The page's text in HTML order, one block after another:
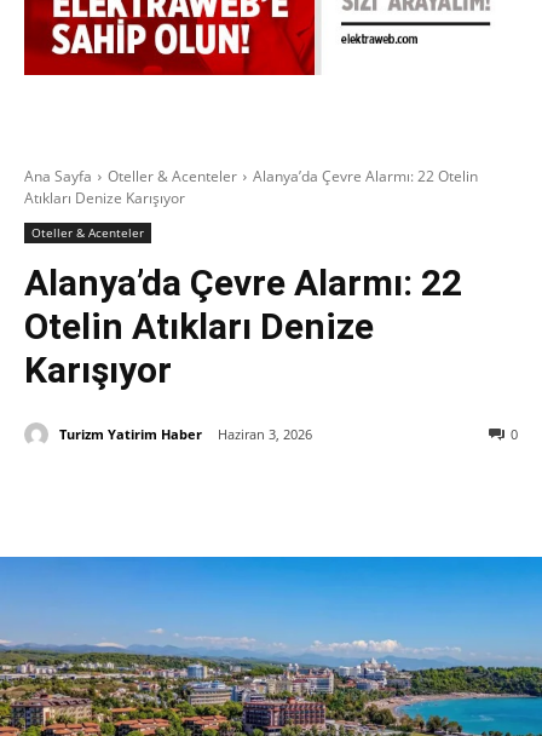
Ana Sayfa Oteller & Acenteler
Alanya’da Çevre Alarmı: 22 Otelin
Atıkları Denize Karışıyor
Oteller & Acenteler
Alanya’da Çevre Alarmı: 22
Otelin Atıkları Denize
Karışıyor
0
Turizm Yatirim Haber Haziran 3, 2026